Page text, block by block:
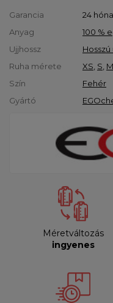
Garancia
24
Anyag
100 %
Ujjhossz
Hosszú
Ruha mérete
XS S M
Szín
Fehér
Gyártó
Méretváltozás
ingyenes